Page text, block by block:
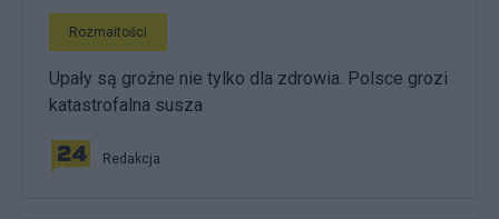
Rozmaitości
Upały są groźne nie tylko dla zdrowia. Polsce grozi
katastrofalna susza
Redakcja